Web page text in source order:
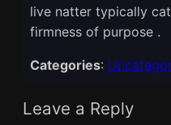
live natter typically
firmness of purpose .
Categories:
Leave a Reply